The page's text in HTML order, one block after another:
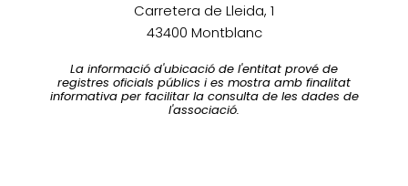
Carretera de Lleida, 1
43400 Montblanc
La informació d'ubicació de l'entitat prové de
registres oficials públics i es mostra amb finalitat
informativa per facilitar la consulta de les dades de
l'associació.